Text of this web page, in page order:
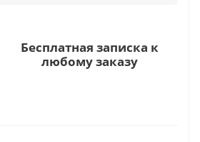
Бесплатная записка к
любому заказу